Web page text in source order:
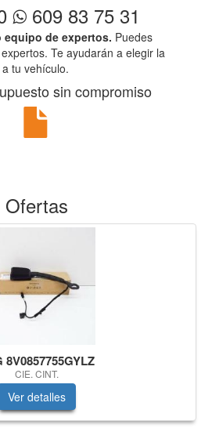
609 83 75 31
de expertos. Puedes
Te ayudarán a elegir la
tu vehículo.
sin compromiso
Ofertas
8V0857755GYLZ
CIE. CINT.
Ver detalles